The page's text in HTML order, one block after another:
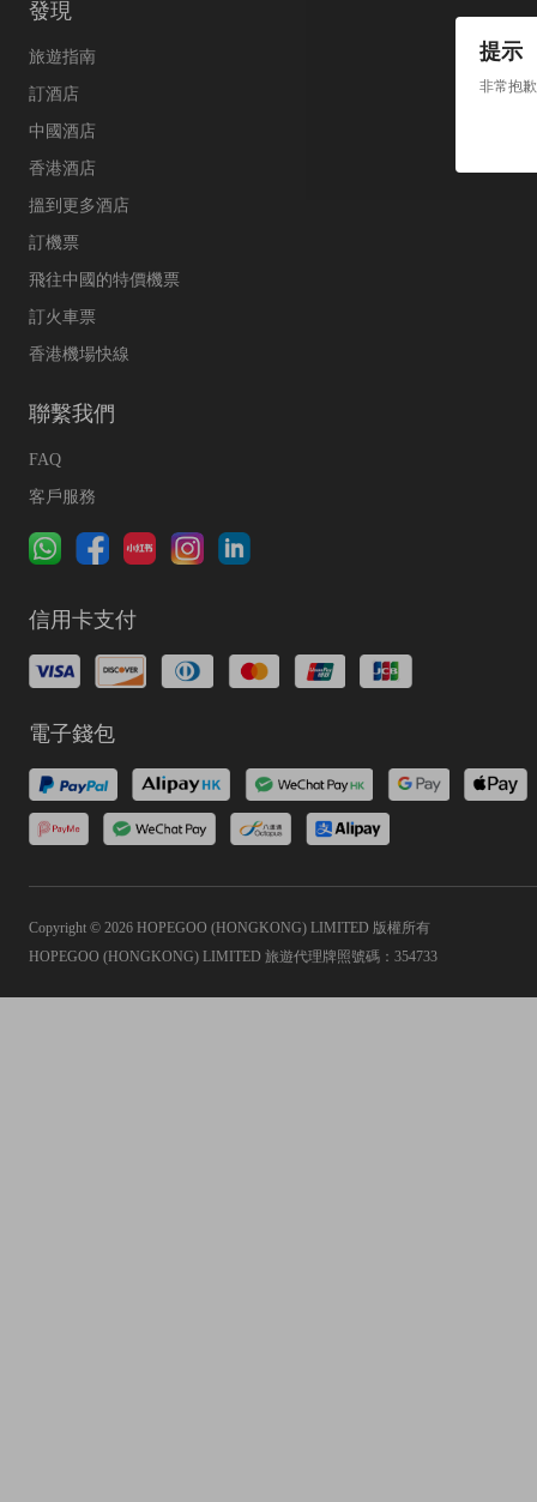
提示
非常抱
發現
旅遊指南
訂酒店
中國酒店
香港酒店
搵到更多酒店
訂機票
飛往中國的特價機票
訂火車票
香港機場快線
聯繫我們
FAQ
客戶服務
信用卡支付
電子錢包
Copyright © 2026 HOPEGOO (HONGKONG) LIMITED 版權所有
HOPEGOO (HONGKONG) LIMITED 旅遊代理牌照號碼：354733